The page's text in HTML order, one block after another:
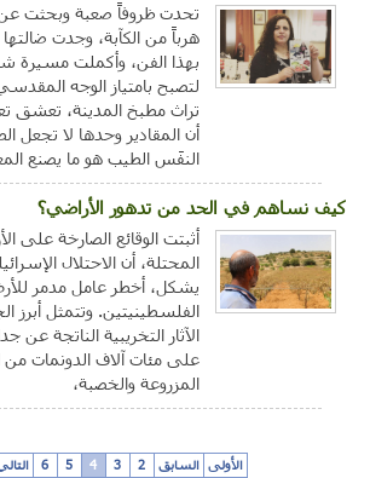
تحدت ظروفاً صعبة وبحثت عن
هرباً من الكآبة، وجدت
بهذا الفن، وأكملت مسيرة
لتصبح بامتياز الوجه
تراث مطبخ المدينة، تعشق
أن المقادير وحدها لا تجعل
النفَس الطيب هو ما يصنع
كيف نساهم في الحد من تدهور الأراضي؟
أثبتت الوقائع الصارخة على
المحتلة، أن الاحتلال
يشكل، أخطر عامل مدمر
الفلسطينيتين. وتتمثل أبرز
الآثار التخريبية الناتجة عن
على مئات آلاف الدونمات من
المزروعة والخصبة،
الأولى السابق 2
3
4
5
6